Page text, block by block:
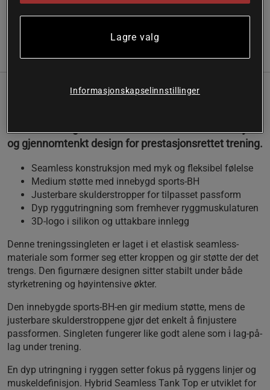
Les mer
Informasjon Anmeldelser
Hybrid Seamless Tank Top fra Relode er utviklet for å
og gjennomtenkt design for prestasjonsrettet trening.
Seamless konstruksjon med myk og fleksibel følelse
Medium støtte med innebygd sports-BH
Justerbare skulderstropper for tilpasset passform
Dyp ryggutringning som fremhever ryggmuskulaturen
3D-logo i silikon og uttakbare innlegg
Denne treningssingleten er laget i et elastisk seamless-
materiale som former seg etter kroppen og gir støtte der det
trengs. Den figurnære designen sitter stabilt under både
styrketrening og høyintensive økter.
Den innebygde sports-BH-en gir medium støtte, mens de
justerbare skulderstroppene gjør det enkelt å finjustere
passformen. Singleten fungerer like godt alene som i lag-på-
lag under trening.
En dyp utringning i ryggen setter fokus på ryggens linjer og
muskeldefinisjon. Hybrid Seamless Tank Top er utviklet for
Lagre valg
Informasjonskapselinnstillinger